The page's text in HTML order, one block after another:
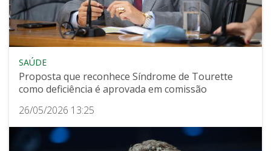
SAÚDE
Proposta que reconhece Síndrome de Tourette
como deficiência é aprovada em comissão
26/05/2026 13:25